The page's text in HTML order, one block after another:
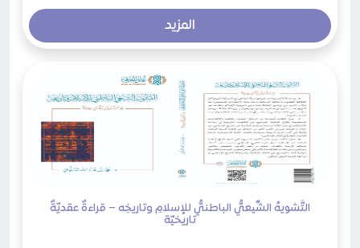
المزيد
التَّشويهُ الشِّيعيُّ الباطنيُّ للإسلامِ وتاريخِه – قراءةٌ عقديّةٌ
تاريخيّة